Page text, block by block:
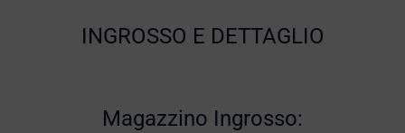
INGROSSO E DETTAGLIO
Magazzino Ingrosso: